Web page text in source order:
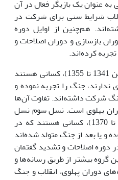
به عنوان یک بازیگر فعال در آن
شرایط سنى براى شرکت در
هم‌چنین از اوایل دوره
بازسازى و دوران اصلاحات و
کرده‌اند.
نسل دوم، نسل انقلاب (متولدین 1341 تا 1355)، کسانى هستند
ندارند، جنگ را تجربه نموده و
شرکت داشته‌اند. تفاوت آن‌ها
پهلوى است. نسل سوم نسل
بعد از انقلاب (متولدین 1356 تا 1370)، کسانى هستند که در
و یا بعد از جنگ متولد شده‌اند
اصلاحات و تشدید گفتمان
بیشتر از طریق رسانه‌ها و
دوران پهلوى، انقلاب و جنگ